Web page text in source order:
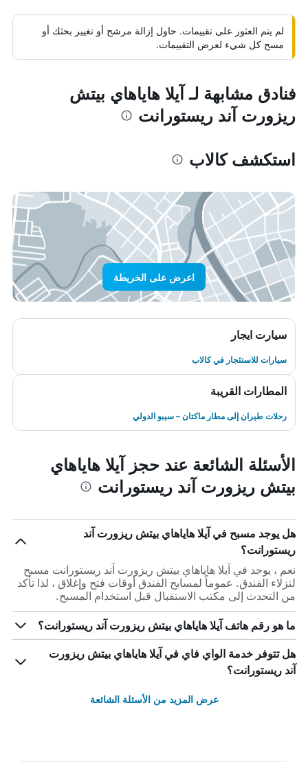
لم يتم العثور على تقييمات. حاول إزالة مرشح أو تغيير بحثك أو
مسح كل شيء لعرض التقييمات.
فنادق مشابهة لـ آيلا هاياهاي بيتش
ريزورت آند ريستورانت
استكشف كالاب
اعرض على الخريطة
سيارت ايجار
سيارات للاستئجار في كالاب
المطارات القريبة
رحلات طيران إلى مطار ماكتان – سيبو الدولي
الأسئلة الشائعة عند حجز آيلا هاياهاي
بيتش ريزورت آند ريستورانت
هل يوجد مسبح في آيلا هاياهاي بيتش ريزورت آند
ريستورانت؟
نعم ، يوجد في آيلا هاياهاي بيتش ريزورت آند ريستورانت مسبح
لنزلاء الفندق. عموماً لمسابح الفندق أوقات فتح وإغلاق ، لذا تأكد
من التحدث إلى مكتب الاستقبال قبل استخدام المسبح.
ما هو رقم هاتف آيلا هاياهاي بيتش ريزورت آند ريستورانت؟
هل تتوفر خدمة الواي فاي في آيلا هاياهاي بيتش ريزورت
آند ريستورانت؟
عرض المزيد من الأسئلة الشائعة